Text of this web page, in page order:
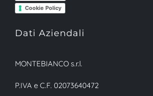
Cookie Policy
Dati Aziendali
MONTEBIANCO s.r.l.
P.IVA e C.F. 02073640472